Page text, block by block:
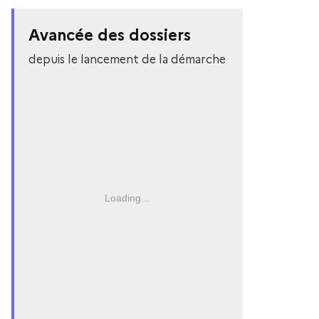
Avancée des dossiers
depuis le lancement de la démarche
Loading...